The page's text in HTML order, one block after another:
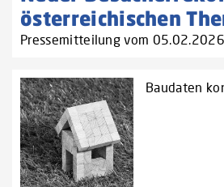
österreichischen
Pressemitteilung vom 05.02.2026
Baudaten